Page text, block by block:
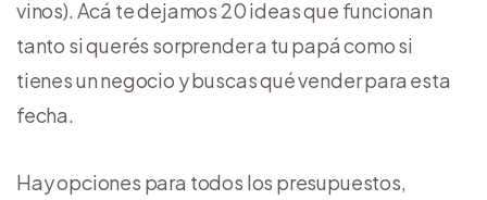
vinos). Acá te dejamos 20 ideas que funcionan
tanto si querés sorprender a tu papá como si
tienes un negocio y buscas qué vender para esta
fecha.
Hay opciones para todos los presupuestos,